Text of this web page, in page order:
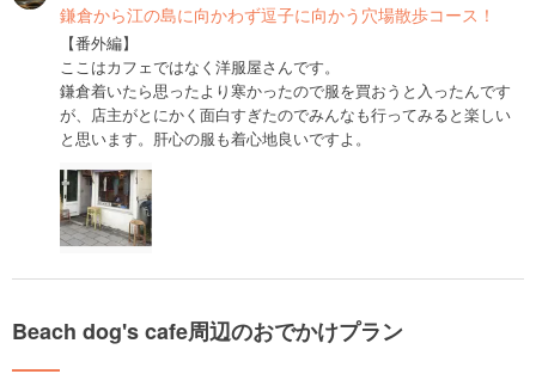
鎌倉から江の島に向かわず逗子に向かう穴場散歩コース！
【番外編】
ここはカフェではなく洋服屋さんです。
鎌倉着いたら思ったより寒かったので服を買おうと入ったんです
が、店主がとにかく面白すぎたのでみんなも行ってみると楽しい
と思います。肝心の服も着心地良いですよ。
Beach dog's cafe周辺のおでかけプラン